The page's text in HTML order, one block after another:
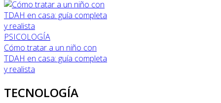
PSICOLOGÍA
Cómo tratar a un niño con
TDAH en casa: guía completa
y realista
TECNOLOGÍA